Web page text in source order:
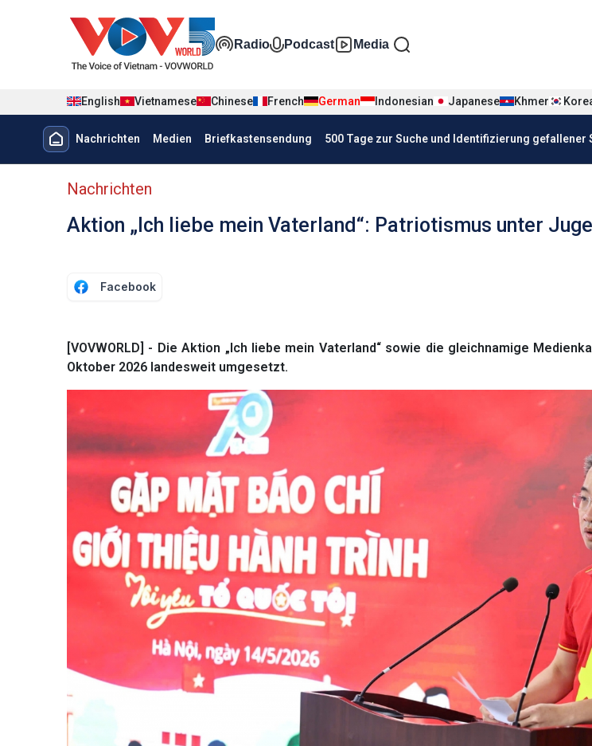
Đa phương tiện tiếng Đức
Radio Podcast Media
English Vietnamese Chinese French German Indonesian Japanese Khmer
Menu trang chủ tiếng Đức
Nachrichten Medien Briefkastensendung 500 Tage zur Suche und Identifizierung gefallener
menu phụ tiếng Đức
Nachrichten
Aktion „Ich liebe mein Vaterland“: Patriotismus unter
Facebook
[VOVWORLD] - Die Aktion „Ich liebe mein Vaterland“ sowie die gleichnamige
Oktober 2026 landesweit umgesetzt.